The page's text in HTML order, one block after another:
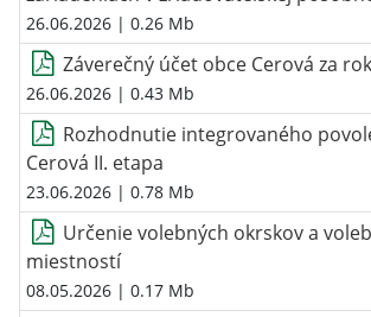
26.06.2026 | 0.26 Mb
Záverečný účet obce Cerová za
26.06.2026 | 0.43 Mb
Rozhodnutie integrovaného
Cerová II. etapa
23.06.2026 | 0.78 Mb
Určenie volebných okrskov a
miestností
08.05.2026 | 0.17 Mb